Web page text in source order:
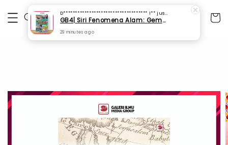
D************************************ I** just purchased
GB4| Siri Fenomena Alam: Gempa Bumi & Tsunami Yang Memusnahkan Kehidupan (SFM 2A)
29 minutes ago